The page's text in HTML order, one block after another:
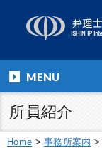
MENU
所員紹介
Home >事務所案内 >